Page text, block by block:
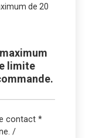
de 20
limite
contact *
/